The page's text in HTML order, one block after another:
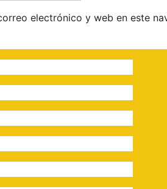
electrónico y web en este